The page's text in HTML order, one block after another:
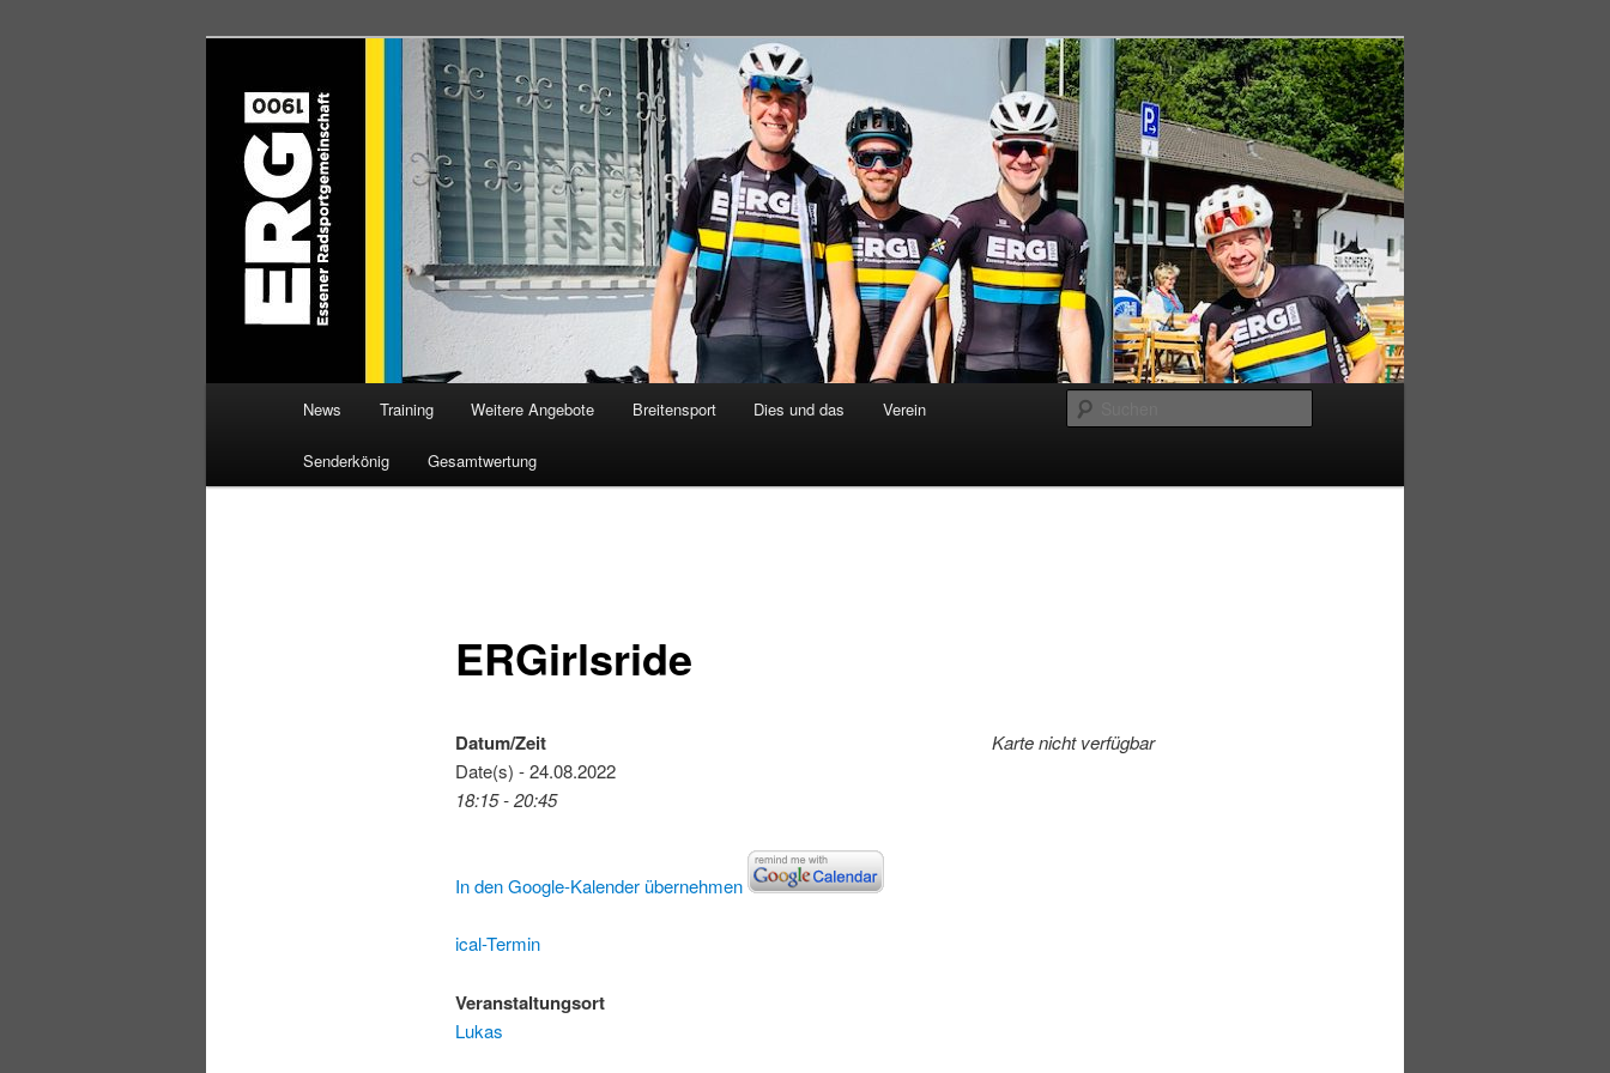
ERG 1900 e.V
Willkommen bei der Essener Radsportgemeinschaft
News Training Weitere Angebote Breitensport Dies und das Verein
Senderkönig Gesamtwertung
ERGirlsride
Karte nicht verfügbar
Datum/Zeit
Date(s) - 24.08.2022
18:15 - 20:45
In den Google-Kalender übernehmen
ical-Termin
Veranstaltungsort
Lukas